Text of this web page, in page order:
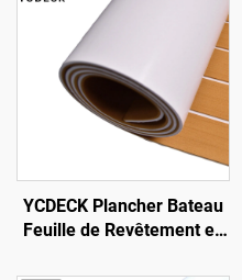
YCDECK Plancher Bateau
Feuille de Revêtement en